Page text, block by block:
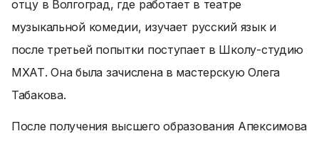
отцу в Волгоград, где работает в театре
музыкальной комедии, изучает русский язык и
после третьей попытки поступает в Школу-студию
МХАТ. Она была зачислена в мастерскую Олега
Табакова.
После получения высшего образования Апексимова